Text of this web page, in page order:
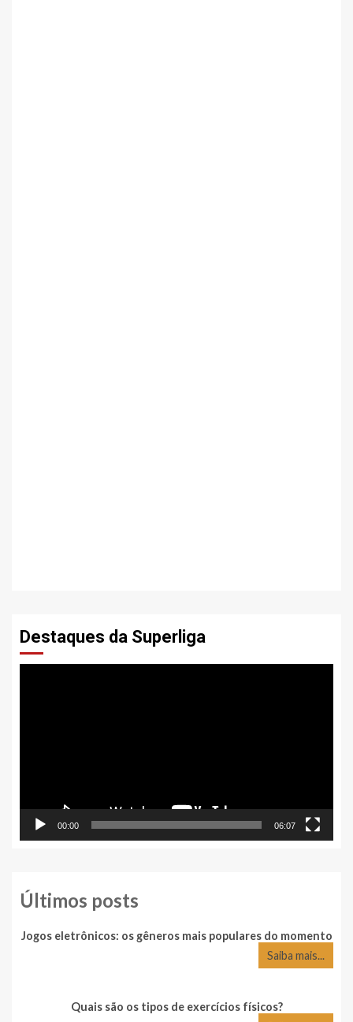
Destaques da Superliga
00:00 06:07
Últimos posts
Jogos eletrônicos: os gêneros mais populares do momento
Saiba mais...
Quais são os tipos de exercícios físicos?